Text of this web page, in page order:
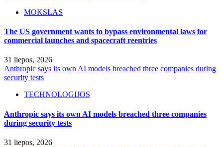
MOKSLAS
The US government wants to bypass environmental laws for
commercial launches and spacecraft reentries
31 liepos, 2026
Anthropic says its own AI models breached three companies during
security tests
TECHNOLOGIJOS
Anthropic says its own AI models breached three companies
during security tests
31 liepos, 2026